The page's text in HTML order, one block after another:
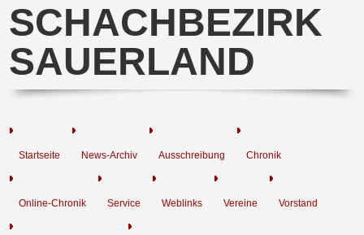
SCHACHBEZIRK
SAUERLAND
Startseite News-Archiv Ausschreibung Chronik
Online-Chronik Service Weblinks Vereine Vorstand